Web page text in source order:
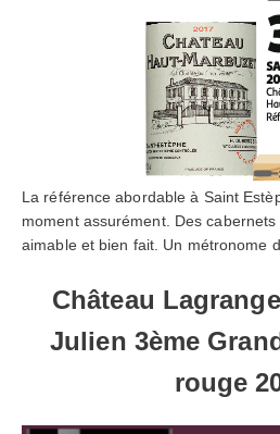
La référence abordable à Saint
moment assurément. Des
aimable et bien fait. Un métronome
Château
Julien 3ème
rouge